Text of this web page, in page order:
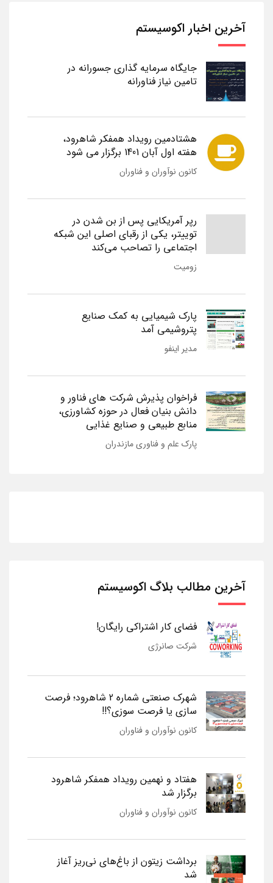
آخرین اخبار اکوسیستم
جایگاه سرمایه گذاری جسورانه در
تامین نیاز فناورانه
هشتادمین رویداد همفکر شاهرود،
هفته اول آبان 1401 برگزار می شود
کانون نوآوران و فناوران
رپر آمریکایی پس از بن شدن در
توییتر، یکی از رقبای اصلی این شبکه
اجتماعی را تصاحب می‌کند
زومیت
پارک شیمیایی به کمک صنایع
پتروشیمی آمد
مدیر اینفو
فراخوان پذیرش شرکت های فناور و
دانش بنیان فعال در حوزه کشاورزی،
منابع طبیعی و صنایع غذایی
پارک علم و فناوری مازندران
آخرین مطالب بلاگ اکوسیستم
فضای کار اشتراکی رایگان!
شرکت صانرژی
شهرک صنعتی شماره 2 شاهرود؛ فرصت
سازی یا فرصت سوزی؟!!
کانون نوآوران و فناوران
هفتاد و نهمین رویداد همفکر شاهرود
برگزار شد
کانون نوآوران و فناوران
برداشت زیتون از باغ‌های نی‌ریز آغاز
شد